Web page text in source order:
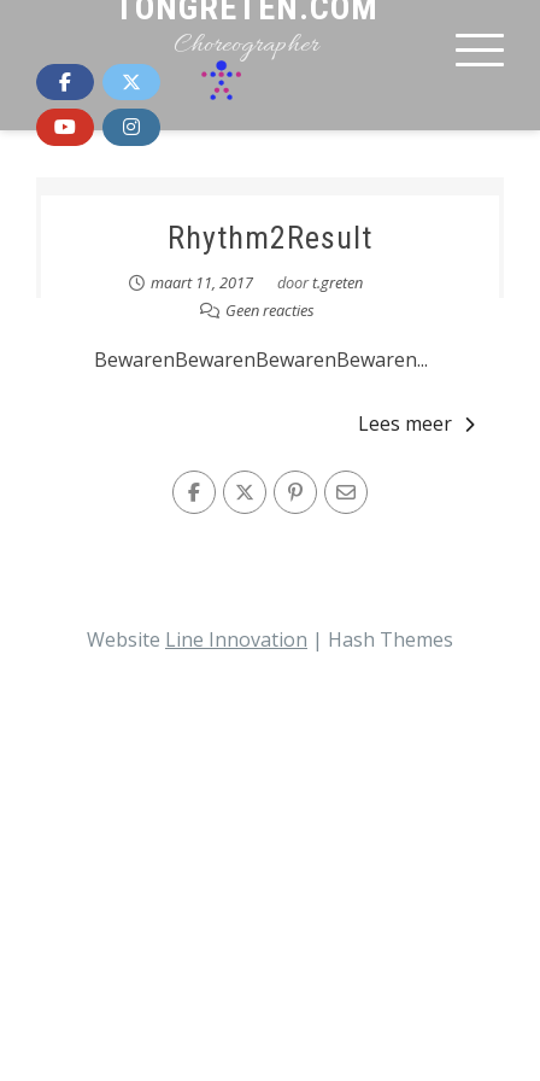
Choreographer
Rhythm2Result
maart 11, 2017 doort.greten
Geen reacties
BewarenBewarenBewarenBewaren...
Lees meer
Website Line Innovation | Hash Themes